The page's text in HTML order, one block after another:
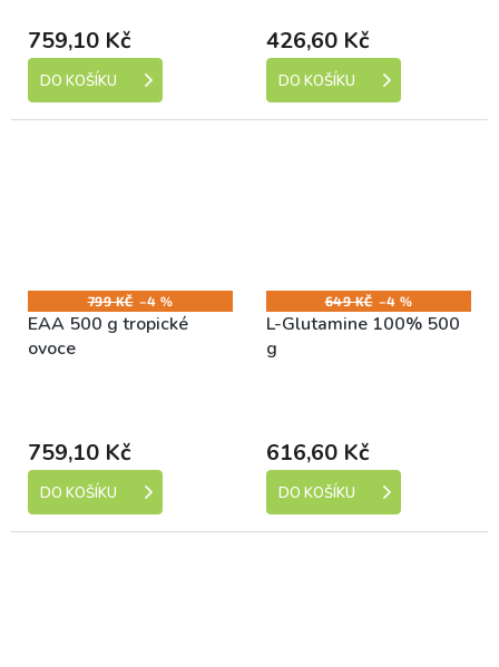
759,10 Kč
DO KOŠÍKU
426,60 Kč
DO KOŠÍKU
799 KČ –4 %
EAA 500 g tropické
ovoce
759,10 Kč
DO KOŠÍKU
649 KČ –4 %
L-Glutamine 100% 500
g
616,60 Kč
DO KOŠÍKU